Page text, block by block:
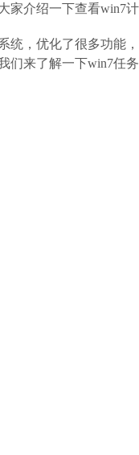
家介绍一下查看win7
统，优化了很多功能
们来了解一下win7任